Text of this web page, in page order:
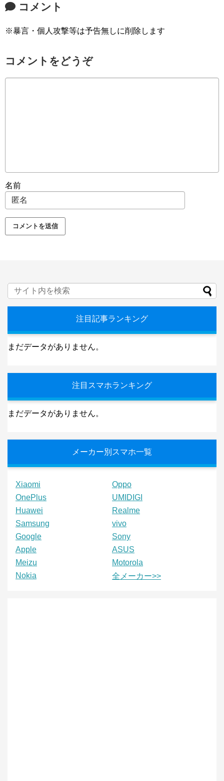
コメント
※暴言・個人攻撃等は予告無しに削除します
コメントをどうぞ
名前
注目記事ランキング
まだデータがありません。
注目スマホランキング
まだデータがありません。
メーカー別スマホ一覧
Xiaomi
Oppo
OnePlus
UMIDIGI
Huawei
Realme
Samsung
vivo
Google
Sony
Apple
ASUS
Meizu
Motorola
Nokia
全メーカー>>